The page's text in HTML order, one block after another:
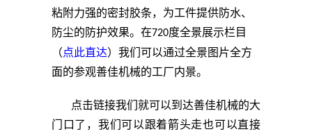
粘附力强的密封胶条，为工件提供防水、
防尘的防护效果。 在720度全景展示栏目
（点此直达）我们可以通过全景图片全方
面的参观善佳机械的工厂内景。
点击链接我们就可以到达善佳机械的大
门口了，我们可以跟着箭头走也可以直接